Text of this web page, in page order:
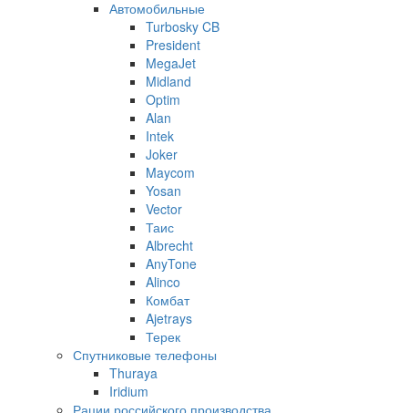
Автомобильные
Turbosky CB
President
MegaJet
Midland
Optim
Alan
Intek
Joker
Maycom
Yosan
Vector
Таис
Albrecht
AnyTone
Alinco
Комбат
Ajetrays
Терек
Спутниковые телефоны
Thuraya
Iridium
Рации российского производства